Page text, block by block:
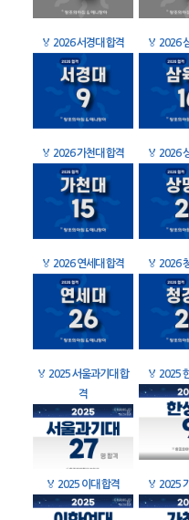
🏅 2026 서경대 합격 🏅 2026
🏅 2026 가천대 합격 🏅 2026
🏅 2026 연세대 합격 🏅 2026
🏅 2025 서울과기대 합
격
🏅 2025
🏅 2025 이대 합격 🏅 2025